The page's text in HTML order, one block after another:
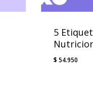
5
$ 54.950